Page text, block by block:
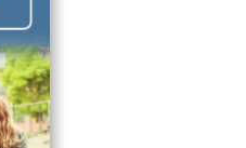
die fijne klas Achtste-
mooie vrienden